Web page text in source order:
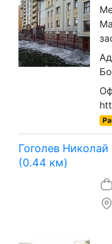
Гоголев
(0.44 км)